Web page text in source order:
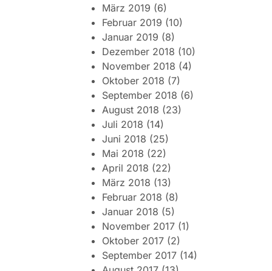
März 2019 (6)
Februar 2019 (10)
Januar 2019 (8)
Dezember 2018 (10)
November 2018 (4)
Oktober 2018 (7)
September 2018 (6)
August 2018 (23)
Juli 2018 (14)
Juni 2018 (25)
Mai 2018 (22)
April 2018 (22)
März 2018 (13)
Februar 2018 (8)
Januar 2018 (5)
November 2017 (1)
Oktober 2017 (2)
September 2017 (14)